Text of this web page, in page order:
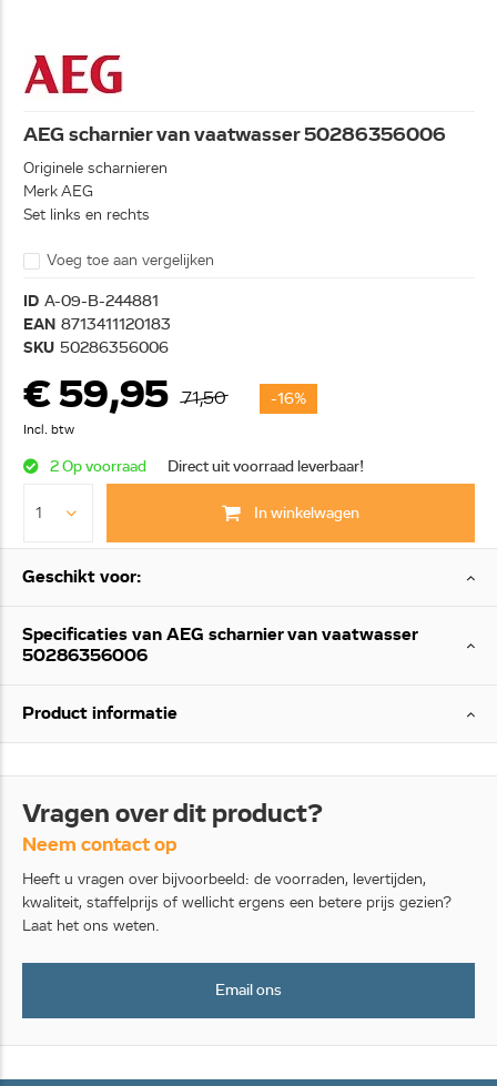
AEG scharnier van vaatwasser 50286356006
Originele scharnieren
Merk AEG
Set links en rechts
Voeg toe aan vergelijken
ID A-09-B-244881
EAN 8713411120183
SKU 50286356006
€ 59,95 71,50 -16%
Incl. btw
2 Op voorraad Direct uit voorraad leverbaar!
In winkelwagen
Geschikt voor:
Specificaties van AEG scharnier van vaatwasser
50286356006
Product informatie
Vragen over dit product?
Neem contact op
Heeft u vragen over bijvoorbeeld: de voorraden, levertijden,
kwaliteit, staffelprijs of wellicht ergens een betere prijs gezien?
Laat het ons weten.
Email ons